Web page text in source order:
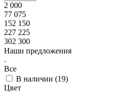
2 000
77 075
152 150
227 225
302 300
Наши предложения
Все
В наличии (19)
Цвет